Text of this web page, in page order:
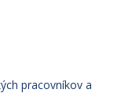
pracovníkov a